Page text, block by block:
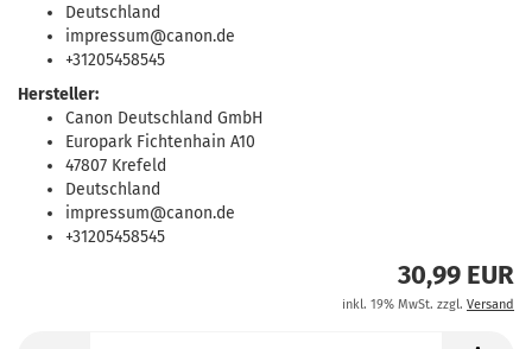
Deutschland
impressum@canon.de
+31205458545
Hersteller:
Canon Deutschland GmbH
Europark Fichtenhain A10
47807 Krefeld
Deutschland
impressum@canon.de
+31205458545
30,99 EUR
inkl. 19% MwSt. zzgl. Versand